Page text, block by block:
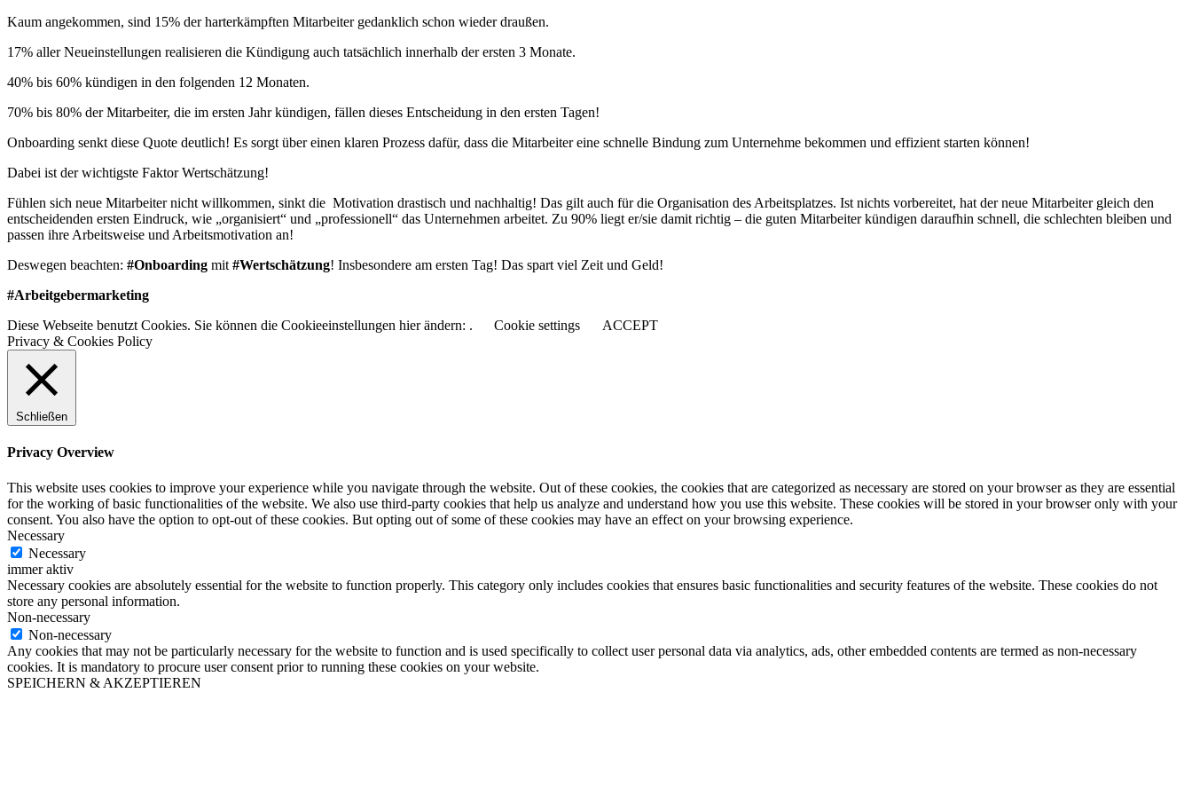
Kaum angekommen, sind 15% der harterkämpften Mitarbeiter gedanklich schon wieder draußen.
17% aller Neueinstellungen realisieren die Kündigung auch tatsächlich innerhalb der ersten 3 Monate.
40% bis 60% kündigen in den folgenden 12 Monaten.
70% bis 80% der Mitarbeiter, die im ersten Jahr kündigen, fällen dieses Entscheidung in den ersten Tagen!
Onboarding senkt diese Quote deutlich! Es sorgt über einen klaren Prozess dafür, dass die Mitarbeiter eine schnelle Bindung zum Unternehme bekommen und effizient starten können!
Dabei ist der wichtigste Faktor Wertschätzung!
Fühlen sich neue Mitarbeiter nicht willkommen, sinkt die Motivation drastisch und nachhaltig! Das gilt auch für die Organisation des Arbeitsplatzes. Ist nichts vorbereitet, hat der neue Mitarbeiter gleich den
entscheidenden ersten Eindruck, wie „organisiert“ und „professionell“ das Unternehmen arbeitet. Zu 90% liegt er/sie damit richtig – die guten Mitarbeiter kündigen daraufhin schnell, die schlechten bleiben und
passen ihre Arbeitsweise und Arbeitsmotivation an!
Deswegen beachten: #Onboarding mit #Wertschätzung! Insbesondere am ersten Tag! Das spart viel Zeit und Geld!
#Arbeitgebermarketing
Diese Webseite benutzt Cookies. Sie können die Cookieeinstellungen hier ändern: .
Cookie settings
ACCEPT
Privacy & Cookies Policy
Schließen
Privacy Overview
This website uses cookies to improve your experience while you navigate through the website. Out of these cookies, the cookies that are categorized as necessary are stored on your browser as they are essential
for the working of basic functionalities of the website. We also use third-party cookies that help us analyze and understand how you use this website. These cookies will be stored in your browser only with your
consent. You also have the option to opt-out of these cookies. But opting out of some of these cookies may have an effect on your browsing experience.
Necessary
Necessary
immer aktiv
Necessary cookies are absolutely essential for the website to function properly. This category only includes cookies that ensures basic functionalities and security features of the website. These cookies do not
store any personal information.
Non-necessary
Non-necessary
Any cookies that may not be particularly necessary for the website to function and is used specifically to collect user personal data via analytics, ads, other embedded contents are termed as non-necessary
cookies. It is mandatory to procure user consent prior to running these cookies on your website.
SPEICHERN & AKZEPTIEREN